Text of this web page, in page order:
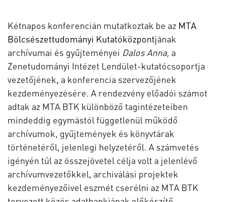
Kétnapos konferencián mutatkoztak be az MTA
Bölcsészettudományi Kutatóközpontjának
archívumai és gyűjteményei Dalos Anna, a
Zenetudományi Intézet Lendület-kutatócsoportja
vezetőjének, a konferencia szervezőjének
kezdeményezésére. A rendezvény előadói számot
adtak az MTA BTK különböző tagintézeteiben
mindeddig egymástól függetlenül működő
archívumok, gyűjtemények és könyvtárak
történetéről, jelenlegi helyzetéről. A számvetés
igényén túl az összejövetel célja volt a jelenlévő
archívumvezetőkkel, archiválási projektek
kezdeményezőivel eszmét cserélni az MTA BTK